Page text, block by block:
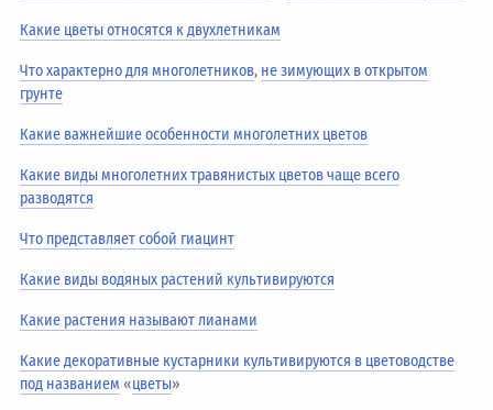
Какие цветы относятся к двухлетникам
Что характерно для многолетников, не зимующих в открытом
грунте
Какие важнейшие особенности многолетних цветов
Какие виды многолетних травянистых цветов чаще всего
разводятся
Что представляет собой гиацинт
Какие виды водяных растений культивируются
Какие растения называют лианами
Какие декоративные кустарники культивируются в цветоводстве
под названием «цветы»